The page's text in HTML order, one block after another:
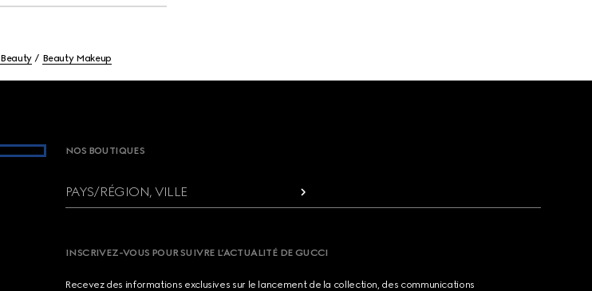
Beauty Beauty Makeup
NOS BOUTIQUES
PAYS/RÉGION, VILLE
INSCRIVEZ-VOUS POUR SUIVRE L’ACTUALITÉ DE GUCCI
Recevez des informations exclusives sur le lancement de la collection, des communications